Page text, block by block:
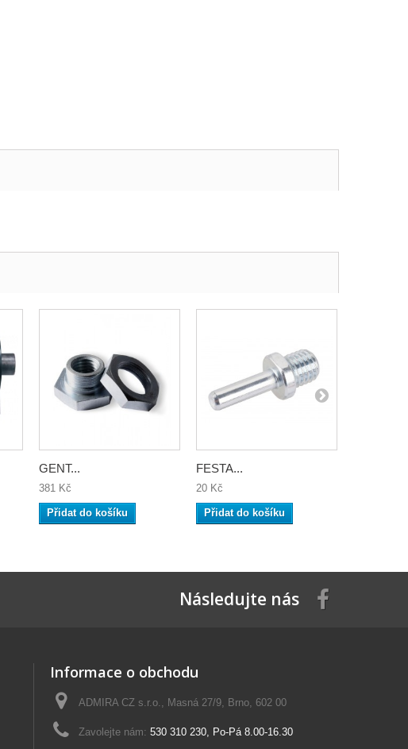
GENT...
381 Kč
Přidat do košíku
FESTA...
20 Kč
Přidat do košíku
Následujte nás
Informace o obchodu
ADMIRA CZ s.r.o., Masná 27/9, Brno, 602 00
Zavolejte nám: 530 310 230, Po-Pá 8.00-16.30